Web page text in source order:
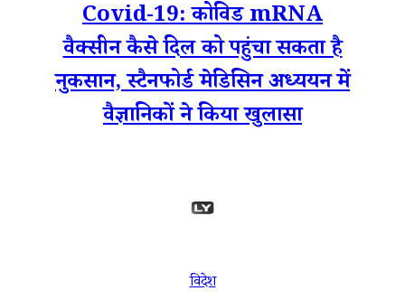
Covid-19: कोविड mRNA
वैक्सीन कैसे दिल को पहुंचा सकता है
नुकसान, स्टैनफोर्ड मेडिसिन अध्ययन में
वैज्ञानिकों ने किया खुलासा
विदेश